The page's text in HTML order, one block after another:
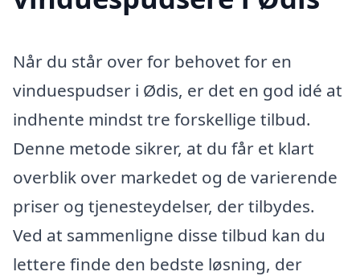
Når du står over for behovet for en
vinduespudser i Ødis, er det en god idé at
indhente mindst tre forskellige tilbud.
Denne metode sikrer, at du får et klart
overblik over markedet og de varierende
priser og tjenesteydelser, der tilbydes.
Ved at sammenligne disse tilbud kan du
lettere finde den bedste løsning, der